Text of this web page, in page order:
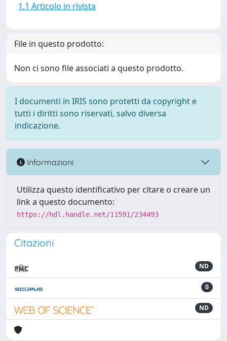
1.1 Articolo in rivista
File in questo prodotto:
Non ci sono file associati a questo prodotto.
I documenti in IRIS sono protetti da copyright e
tutti i diritti sono riservati, salvo diversa
indicazione.
Informazioni
Utilizza questo identificativo per citare o creare un
link a questo documento:
https://hdl.handle.net/11591/234493
Citazioni
ND
0
ND